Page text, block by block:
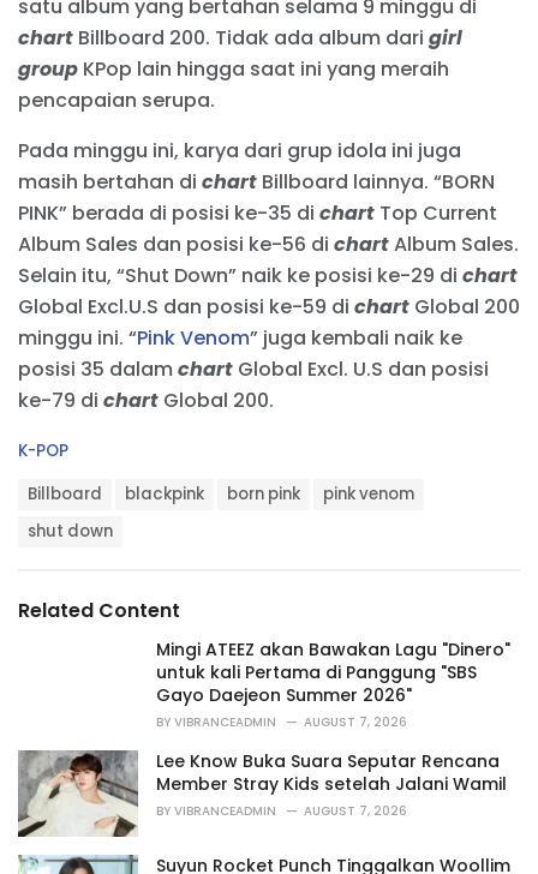
satu album yang bertahan selama 9 minggu di
chart Billboard 200. Tidak ada album dari girl
group KPop lain hingga saat ini yang meraih
pencapaian serupa.
Pada minggu ini, karya dari grup idola ini juga
masih bertahan di chart Billboard lainnya. “BORN
PINK” berada di posisi ke-35 di chart Top Current
Album Sales dan posisi ke-56 di chartAlbum Sales.
Selain itu, “Shut Down” naik ke posisi ke-29 di chart
Global Excl.U.S dan posisi ke-59 di chart Global 200
minggu ini. “Pink Venom” juga kembali naik ke
posisi 35 dalamchart Global Excl. U.S dan posisi
ke-79 di chart Global 200.
C
i
e
K-POP
Billboard blackpink born pink
pink venom
shut down
Related Content
Mingi ATEEZ akan Bawakan Lagu "Dinero"
untuk kali Pertama di Panggung "SBS
Gayo Daejeon Summer 2026"
BY VIBRANCEADMIN AUGUST 7, 2026
Lee Know Buka Suara Seputar Rencana
Member Stray Kids setelah Jalani Wamil
BY VIBRANCEADMIN AUGUST 7, 2026
Suyun Rocket Punch Tinggalkan Woollim